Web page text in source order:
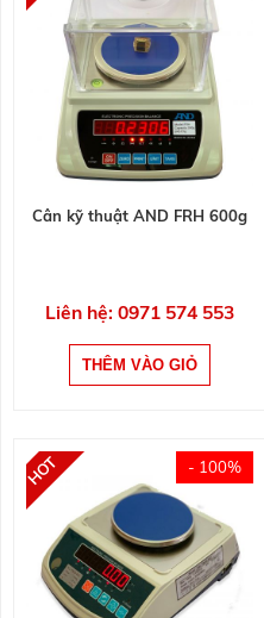
Cân kỹ thuật AND FRH 600g
Liên hệ: 0971 574 553
- 100%